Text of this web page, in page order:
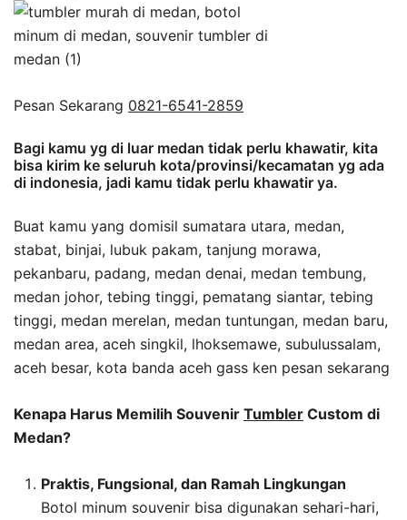
Pesan Sekarang 0821-6541-2859
Bagi kamu yg di luar medan tidak perlu khawatir, kita
bisa kirim ke seluruh kota/provinsi/kecamatan yg ada
di indonesia, jadi kamu tidak perlu khawatir ya.
Buat kamu yang domisil sumatara utara, medan,
stabat, binjai, lubuk pakam, tanjung morawa,
pekanbaru, padang, medan denai, medan tembung,
medan johor, tebing tinggi, pematang siantar, tebing
tinggi, medan merelan, medan tuntungan, medan baru,
medan area, aceh singkil, lhoksemawe, subulussalam,
aceh besar, kota banda aceh gass ken pesan sekarang
Kenapa Harus Memilih Souvenir Tumbler Custom di
Medan?
Praktis, Fungsional, dan Ramah Lingkungan
Botol minum souvenir bisa digunakan sehari-hari,